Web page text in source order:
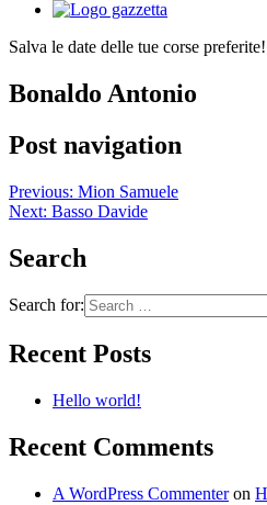
Salva le date delle tue corse preferite!
Bonaldo Antonio
Post navigation
Previous: Mion Samuele
Next: Basso Davide
Search
Search for:
Recent Posts
Hello world!
Recent Comments
A WordPress Commenteron